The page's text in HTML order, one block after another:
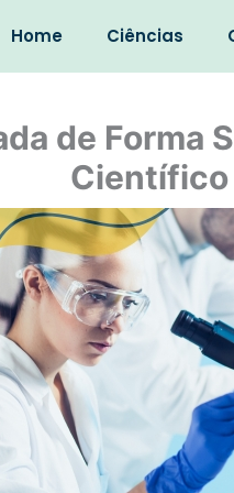
Home Ciências
de Forma
Científico